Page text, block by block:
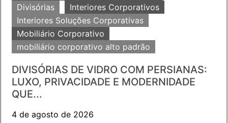
Divisórias
Interiores Corporativos
Interiores Soluções Corporativas
Mobiliário Corporativo
mobiliário corporativo alto padrão
DIVISÓRIAS DE VIDRO COM PERSIANAS:
LUXO, PRIVACIDADE E MODERNIDADE
QUE...
4 de agosto de 2026